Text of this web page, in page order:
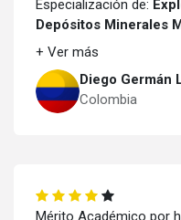
Especialización de:
Depósitos Minerales
+ Ver más
Diego Germán
Colombia
Mérito Académico por